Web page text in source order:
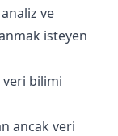
ve
isteyen
veri bilimi
ancak veri